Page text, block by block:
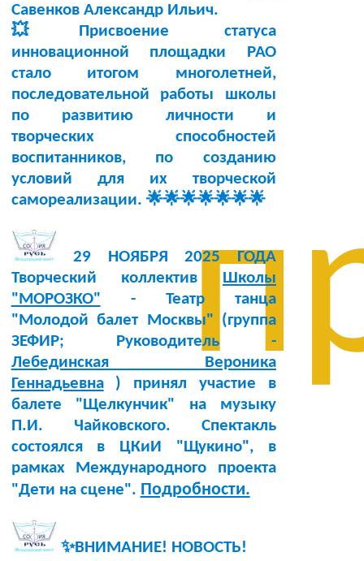
Савенков Александр Ильич.
💥Присвоение статуса
инновационной площадки РАО
стало итогом многолетней,
последовательной работы школы
по развитию личности и
творческих способностей
воспитанников, по созданию
условий для их творческой
самореализации. 🌟🌟🌟🌟🌟🌟🌟
29 НОЯБРЯ 2025 ГОДА
Творческий коллектив Школы
"МОРОЗКО" - Театр танца
"Молодой балет Москвы" (группа
ЗЕФИР; Руководитель -
Лебединская Вероника
Геннадьевна) принял участие в
балете "Щелкунчик" на музыку
П.И. Чайковского. Спектакль
состоялся в ЦКиИ "Щукино", в
рамках Международного проекта
"Дети на сцене". Подробности.
✨ВНИМАНИЕ! НОВОСТЬ!